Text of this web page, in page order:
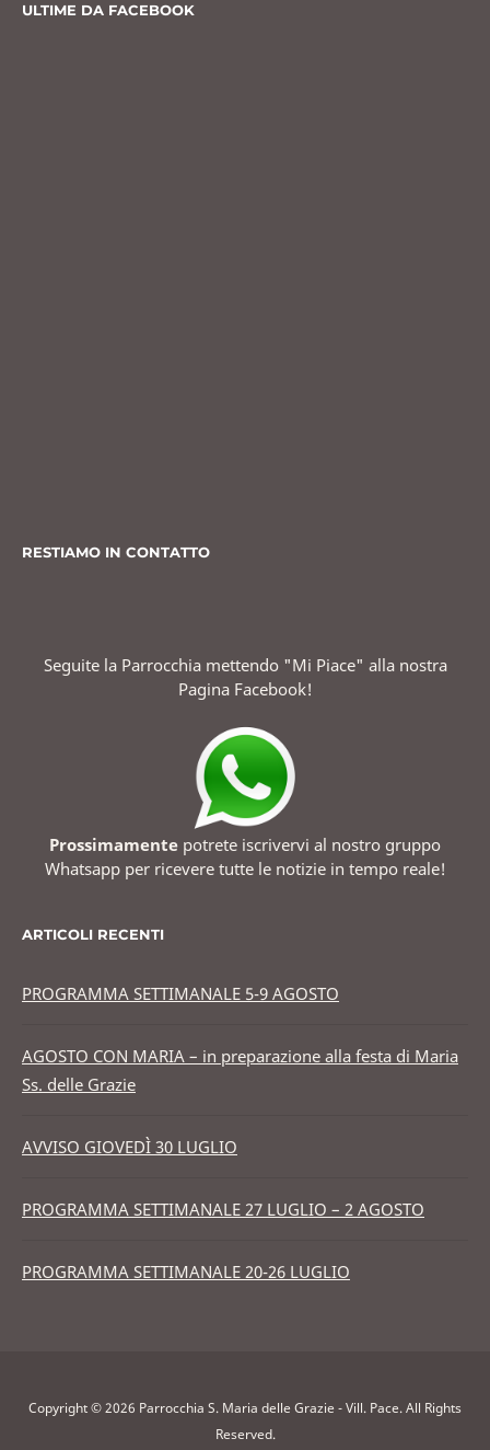
ULTIME DA FACEBOOK
RESTIAMO IN CONTATTO
Seguite la Parrocchia mettendo "Mi Piace" alla nostra
Pagina Facebook!
Prossimamente potrete iscrivervi al nostro gruppo
Whatsapp per ricevere tutte le notizie in tempo reale!
ARTICOLI RECENTI
PROGRAMMA SETTIMANALE 5-9 AGOSTO
AGOSTO CON MARIA – in preparazione alla festa di Maria
Ss. delle Grazie
AVVISO GIOVEDÌ 30 LUGLIO
PROGRAMMA SETTIMANALE 27 LUGLIO – 2 AGOSTO
PROGRAMMA SETTIMANALE 20-26 LUGLIO
Copyright © 2026 Parrocchia S. Maria delle Grazie - Vill. Pace. All Rights
Reserved.